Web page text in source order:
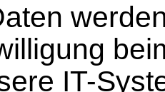
IT-